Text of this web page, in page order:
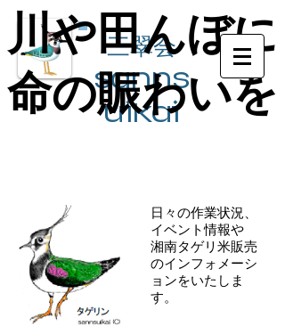
三翠会
sanns
ui​kai
川や田んぼに
川や田んぼに
命の賑わいを
命の賑わいを
日々の作業状況、
イベント情報や
​湘南タゲリ米販売
のインフォメーシ
ョンをいたしま
す。